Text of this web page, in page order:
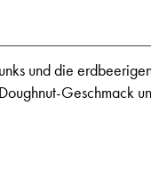
und die
Geschmack